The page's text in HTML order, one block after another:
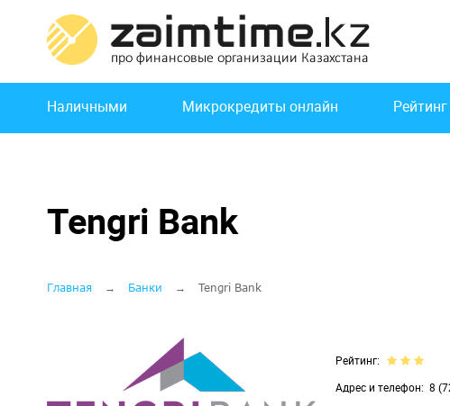
основному
содержанию
Основная
навигация
Наличными Микрокредиты онлайн
Tengri Bank
Строка
навигации
Главная Банки Tengri Bank
Рейтинг
Адрес и телефон
8